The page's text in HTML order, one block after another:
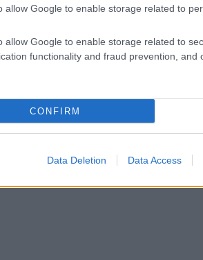
allow Google to enable storage related to
allow Google to enable storage related to
functionality and fraud prevention, and
CONFIRM
Data Deletion Data Access